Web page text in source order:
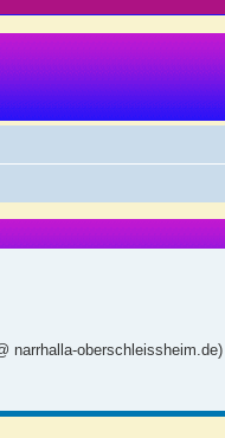
narrhalla-